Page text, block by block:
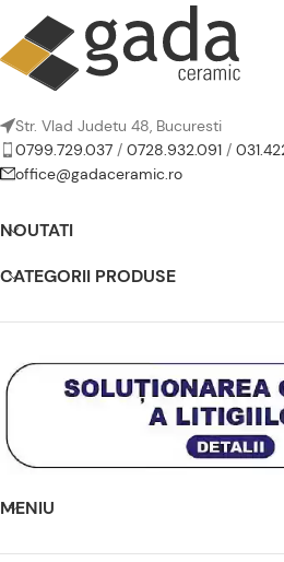
Str. Vlad Judetu 48, Bucuresti
0799.729.037 / 0728.932.091 /
office@gadaceramic.ro
NOUTATI
CATEGORII PRODUSE
MENIU